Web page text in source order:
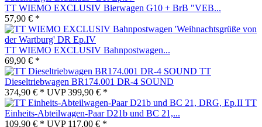
TT WIEMO EXCLUSIV Bierwagen G10 + BrB "VEB...
57,90 € *
TT WIEMO EXCLUSIV Bahnpostwagen...
69,90 € *
TT
Dieseltriebwagen BR174.001 DR-4 SOUND
374,90 € * UVP399,90 € *
TT
Einheits-Abteilwagen-Paar D21b und BC 21,...
109,90 € * UVP 117,00 € *